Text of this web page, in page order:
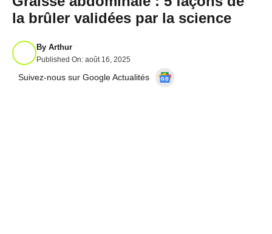
la brûler validées par la science
By Arthur
Published On: août 16, 2025
Suivez-nous sur Google Actualités